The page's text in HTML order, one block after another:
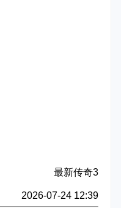
最新传奇3
2026-07-24 12:39